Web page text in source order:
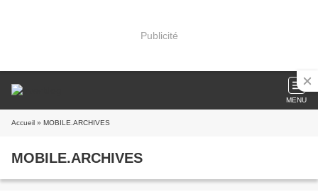
Publicité
MENU
Accueil » MOBILE.ARCHIVES
MOBILE.ARCHIVES